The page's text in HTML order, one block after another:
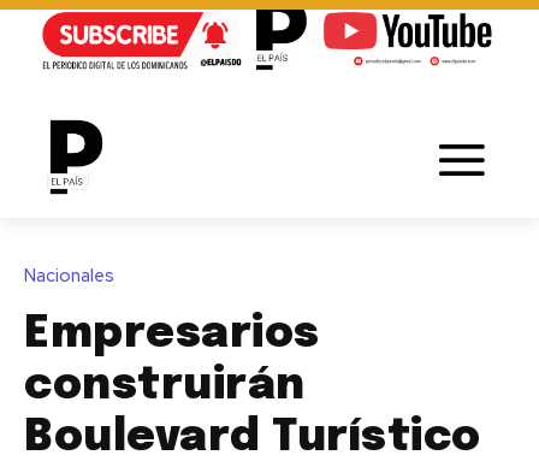
Nacionales
Empresarios
construirán
Boulevard Turístico